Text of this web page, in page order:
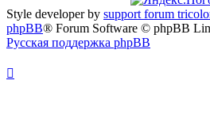
Style developer by support forum
phpBB® Forum Software © phpBB
Русская поддержка phpBB